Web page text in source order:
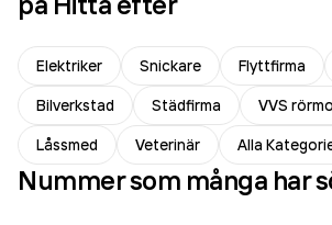
Elektriker Snickare Flyttfirma
Bilverkstad
Städfirma
VVS
Låssmed
Veterinär Alla
Nummer som många har